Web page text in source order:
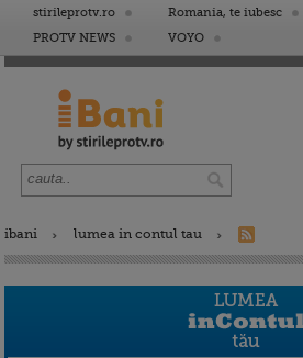
stirileprotv.ro Romania, te iubesc
PROTV NEWS
VOYO
ibani lumea in contul tau